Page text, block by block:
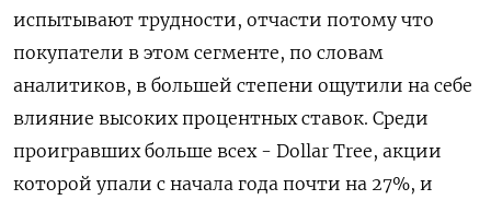
испытывают трудности, отчасти потому что
покупатели в этом сегменте, по словам
аналитиков, в большей степени ощутили на себе
влияние высоких процентных ставок. Среди
проигравших больше всех - Dollar Tree, акции
которой упали с начала года почти на 27%, и